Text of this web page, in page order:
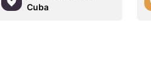
Cuba